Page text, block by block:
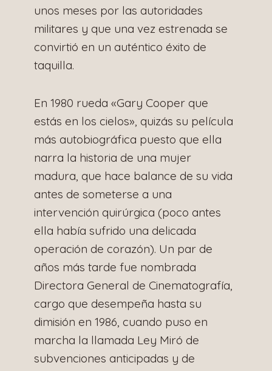
unos meses por las autoridades
militares y que una vez estrenada se
convirtió en un auténtico éxito de
taquilla.
En 1980 rueda «Gary Cooper que
estás en los cielos», quizás su película
más autobiográfica puesto que ella
narra la historia de una mujer
madura, que hace balance de su vida
antes de someterse a una
intervención quirúrgica (poco antes
ella había sufrido una delicada
operación de corazón). Un par de
años más tarde fue nombrada
Directora General de Cinematografía,
cargo que desempeña hasta su
dimisión en 1986, cuando puso en
marcha la llamada Ley Miró de
subvenciones anticipadas y de